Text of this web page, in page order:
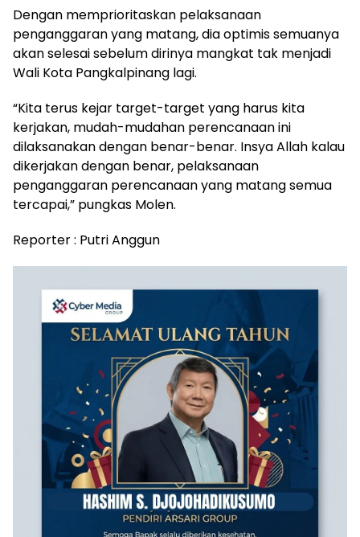
Dengan memprioritaskan pelaksanaan
penganggaran yang matang, dia optimis semuanya
akan selesai sebelum dirinya mangkat tak menjadi
Wali Kota Pangkalpinang lagi.
“Kita terus kejar target-target yang harus kita
kerjakan, mudah-mudahan perencanaan ini
dilaksanakan dengan benar-benar. Insya Allah kalau
dikerjakan dengan benar, pelaksanaan
penganggaran perencanaan yang matang semua
tercapai,” pungkas Molen.
Reporter : Putri Anggun